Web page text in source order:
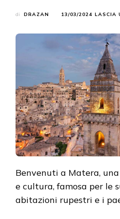
di DRAZAN 13/03/2024 LASCIA
Benvenuti a Matera,
e cultura, famosa per le
abitazioni rupestri e i